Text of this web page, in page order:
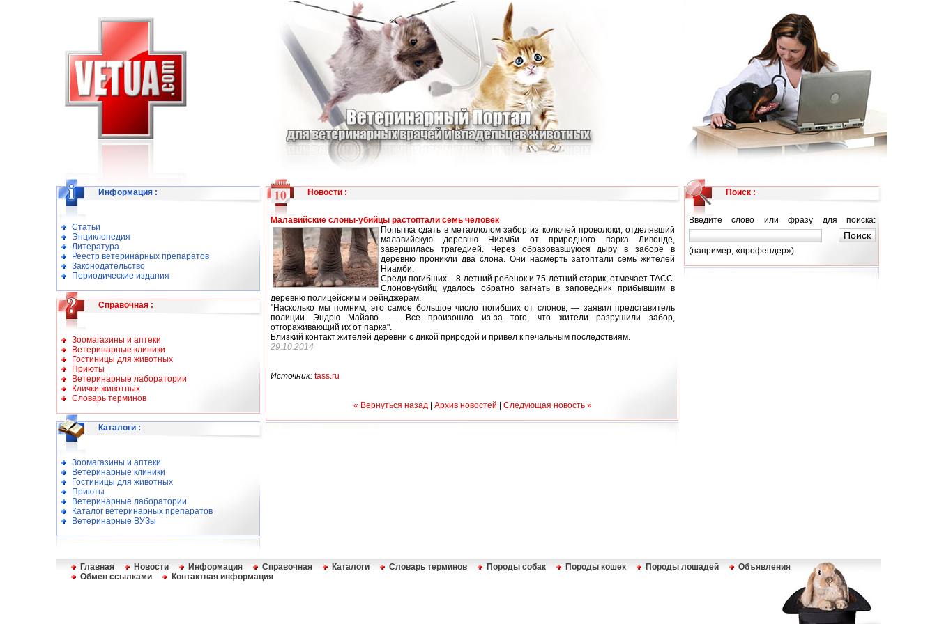
Информация :
Статьи
Энциклопедия
Литература
Реестр ветеринарных препаратов
Законодательство
Периодические издания
Справочная :
Зоомагазины и аптеки
Ветеринарные клиники
Гостиницы для животных
Приюты
Ветеринарные лаборатории
Клички животных
Словарь терминов
Каталоги :
Зоомагазины и аптеки
Ветеринарные клиники
Гостиницы для животных
Приюты
Ветеринарные лаборатории
Каталог ветеринарных препаратов
Ветеринарные ВУЗы
Новости :
Малавийские слоны-убийцы растоптали семь человек
Попытка сдать в металлолом забор из колючей проволоки, отделявший
малавийскую деревню Ниамби от природного парка Ливонде,
завершилась трагедией. Через образовавшуюся дыру в заборе в
деревню проникли два слона. Они насмерть затоптали семь жителей
Ниамби.
Среди погибших – 8-летний ребенок и 75-летний старик, отмечает ТАСС.
Слонов-убийц удалось обратно загнать в заповедник прибывшим в
деревню полицейским и рейнджерам.
"Насколько мы помним, это самое большое число погибших от слонов, — заявил представитель
полиции Эндрю Майаво. — Все произошло из-за того, что жители разрушили забор,
отгораживающий их от парка".
Близкий контакт жителей деревни с дикой природой и привел к печальным последствиям.
29.10.2014
Источник: tass.ru
« Вернуться назад Архив новостей Следующая новость »
Поиск :
Введите слово или фразу для поиска:
(например, «профендер»)
Главная Новости Информация Справочная Каталоги Словарь терминов Породы собак Породы кошек Породы лошадей
Объявления
Обмен ссылками
Контактная информация